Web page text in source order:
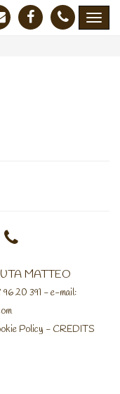
MATTEO
20 391 - e-mail:
Policy - CREDITS